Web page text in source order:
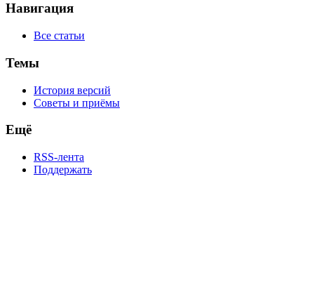
Навигация
Все статьи
Темы
История версий
Советы и приёмы
Ещё
RSS-лента
Поддержать